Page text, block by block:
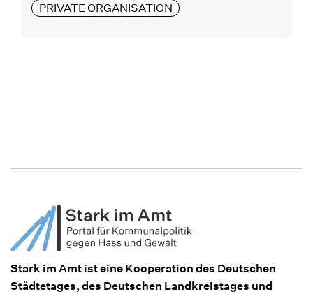
PRIVATE ORGANISATION
Stark im Amt ist eine Kooperation des Deutschen
Städtetages, des Deutschen Landkreistages und